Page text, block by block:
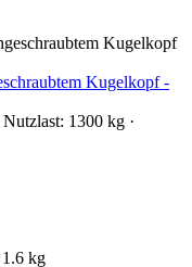
Kugelkopf -
1300 kg ·
kg